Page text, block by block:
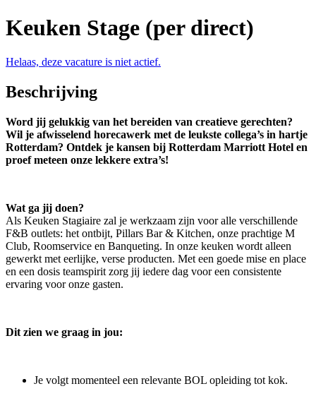
Keuken Stage (per direct)
Helaas, deze vacature is niet actief.
Beschrijving
Word jij gelukkig van het bereiden van creatieve gerechten?
Wil je afwisselend horecawerk met de leukste collega’s in hartje
Rotterdam? Ontdek je kansen bij Rotterdam Marriott Hotel en
proef meteen onze lekkere extra’s!
Wat ga jij doen?
Als Keuken Stagiaire zal je werkzaam zijn voor alle verschillende
F&B outlets: het ontbijt, Pillars Bar & Kitchen, onze prachtige M
Club, Roomservice en Banqueting. In onze keuken wordt alleen
gewerkt met eerlijke, verse producten. Met een goede mise en place
en een dosis teamspirit zorg jij iedere dag voor een consistente
ervaring voor onze gasten.
Dit zien we graag in jou:
Je volgt momenteel een relevante BOL opleiding tot kok.